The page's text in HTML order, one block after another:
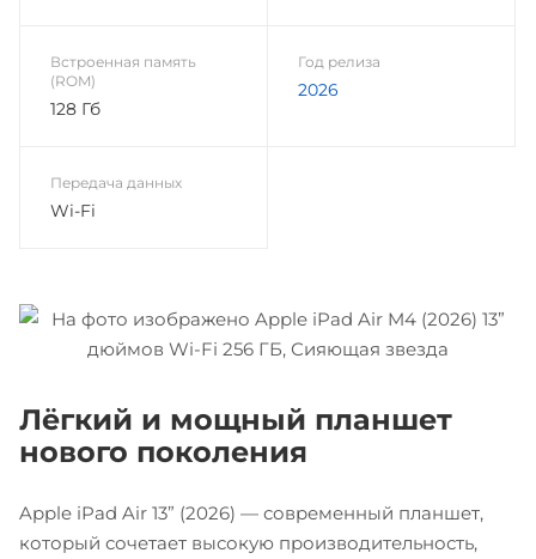
Лёгкий и мощный планшет
нового поколения
Apple iPad Air 13” (2026) — современный планшет,
который сочетает высокую производительность,
Встроенная память
(ROM)
128 Гб
Год релиза
2026
Передача данных
Wi-Fi